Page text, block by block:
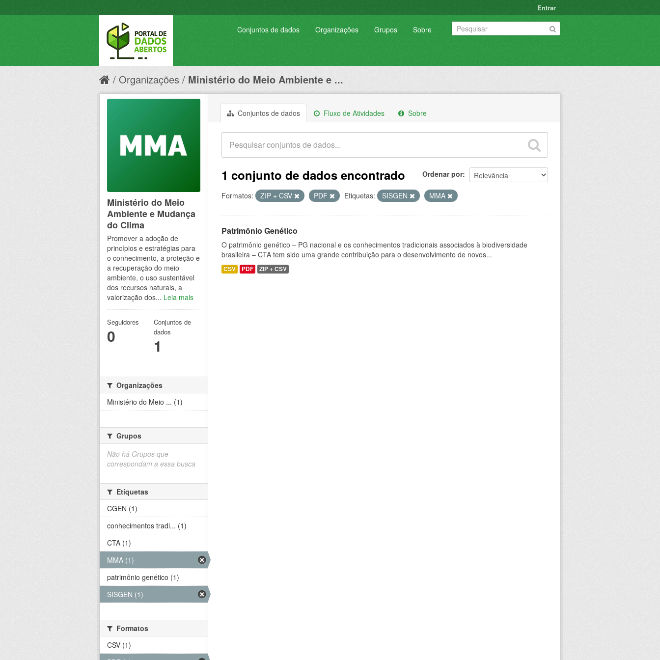
Entrar
Conjuntos de dados Organizações Grupos Sobre
Organizações Ministério do Meio Ambiente e ...
Conjuntos de dados Fluxo de Atividades Sobre
Ordenar por
1 conjunto de dados encontrado
Formatos: ZIP + CSV PDF Etiquetas: SISGEN MMA
Patrimônio Genético
O patrimônio genético – PG nacional e os conhecimentos tradicionais associados à biodiversidade
brasileira – CTA tem sido uma grande contribuição para o desenvolvimento de novos...
CSV PDF ZIP + CSV
Ministério do Meio
Ambiente e Mudança
do Clima
Promover a adoção de
princípios e estratégias para
o conhecimento, a proteção e
a recuperação do meio
ambiente, o uso sustentável
dos recursos naturais, a
valorização dos... Leia mais
Seguidores
0
Conjuntos de
dados
1
Organizações
Ministério do Meio ... (1)
Grupos
Não há Grupos que
correspondam a essa busca
Etiquetas
CGEN (1)
conhecimentos tradi... (1)
CTA (1)
MMA (1)
patrimônio genético (1)
SISGEN (1)
Formatos
CSV (1)